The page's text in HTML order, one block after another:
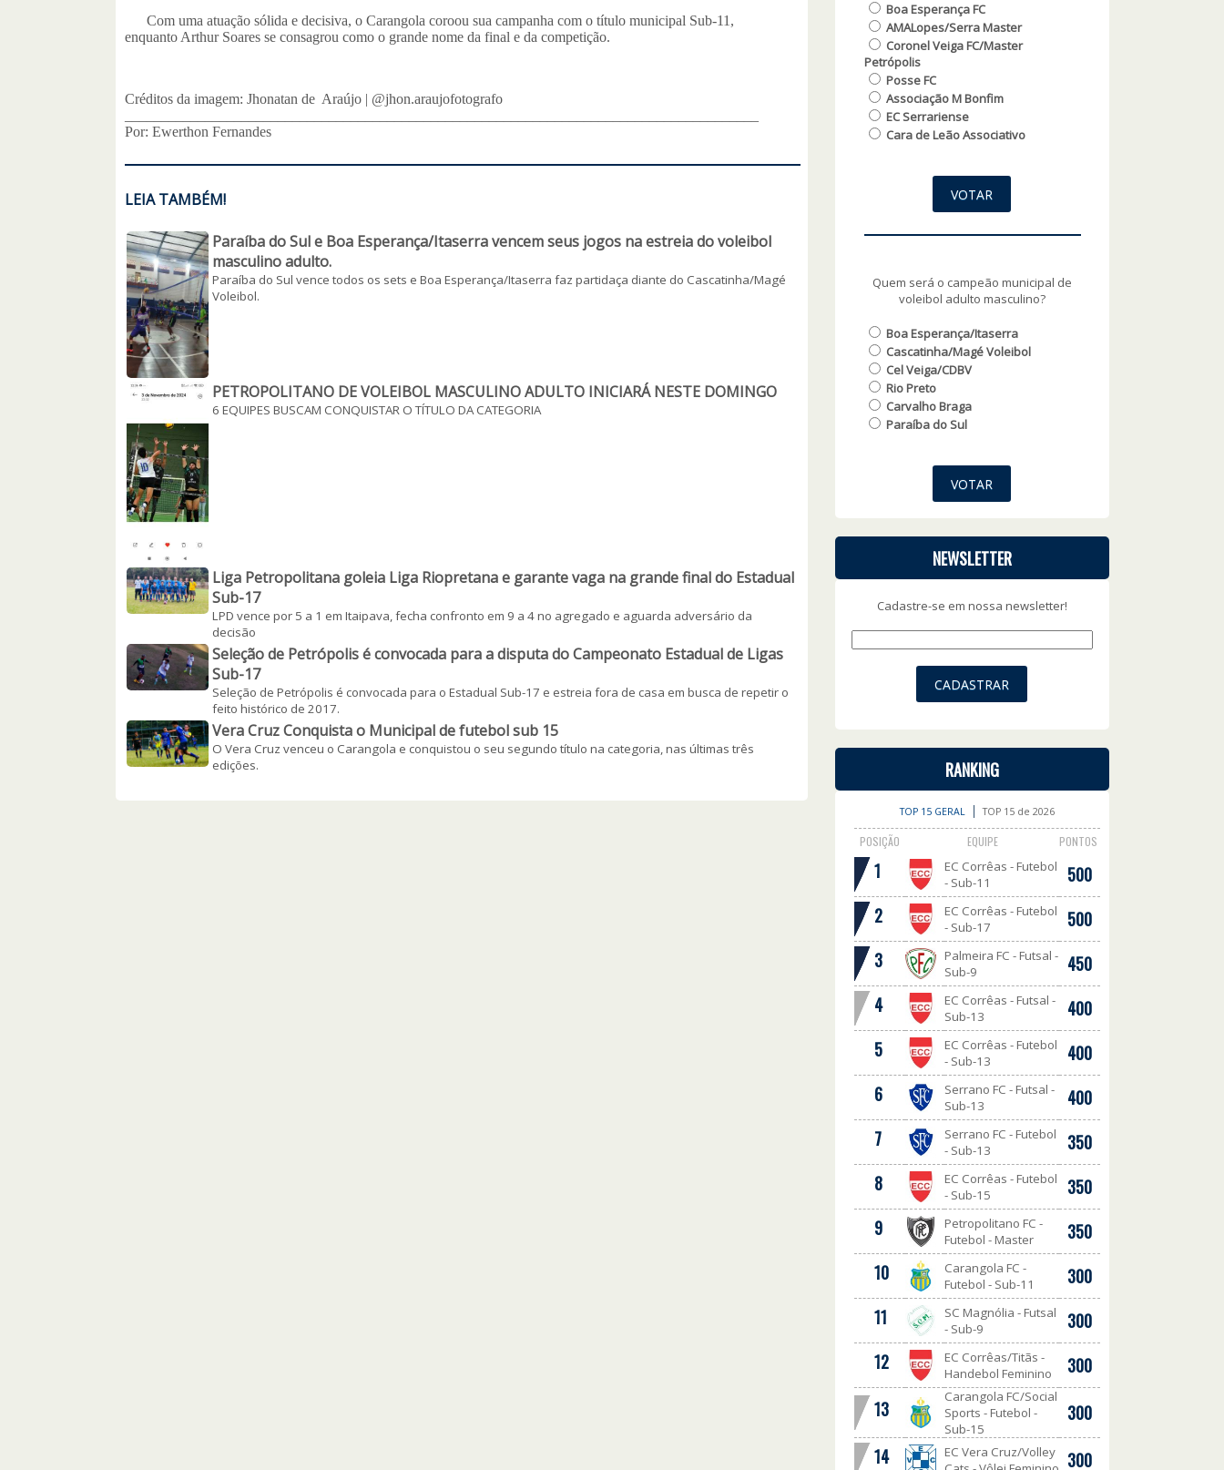
Com uma atuação sólida e decisiva, o Carangola coroou sua campanha com o título municipal Sub-11,
enquanto Arthur Soares se consagrou como o grande nome da final e da competição.
Créditos da imagem: Jhonatan de Araújo | @jhon.araujofotografo
Por: Ewerthon Fernandes
LEIA TAMBÉM!
Paraíba do Sul e Boa Esperança/Itaserra vencem seus jogos na estreia do voleibol
masculino adulto.
Paraíba do Sul vence todos os sets e Boa Esperança/Itaserra faz partidaça diante do Cascatinha/Magé
Voleibol.
PETROPOLITANO DE VOLEIBOL MASCULINO ADULTO INICIARÁ NESTE DOMINGO
6 EQUIPES BUSCAM CONQUISTAR O TÍTULO DA CATEGORIA
Liga Petropolitana goleia Liga Riopretana e garante vaga na grande final do Estadual
Sub-17
LPD vence por 5 a 1 em Itaipava, fecha confronto em 9 a 4 no agregado e aguarda adversário da
decisão
Seleção de Petrópolis é convocada para a disputa do Campeonato Estadual de Ligas
Sub-17
Seleção de Petrópolis é convocada para o Estadual Sub-17 e estreia fora de casa em busca de repetir o
feito histórico de 2017.
Vera Cruz Conquista o Municipal de futebol sub 15
O Vera Cruz venceu o Carangola e conquistou o seu segundo título na categoria, nas últimas três
edições.
Boa Esperança FC
AMALopes/Serra Master
Coronel Veiga FC/Master
Petrópolis
Posse FC
Associação M Bonfim
EC Serrariense
Cara de Leão Associativo
Quem será o campeão municipal de
voleibol adulto masculino?
Boa Esperança/Itaserra
Cascatinha/Magé Voleibol
Cel Veiga/CDBV
Rio Preto
Carvalho Braga
Paraíba do Sul
NEWSLETTER
Cadastre-se em nossa newsletter!
RANKING